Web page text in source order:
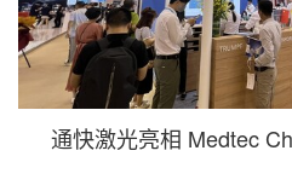
通快激光亮相 Medtec